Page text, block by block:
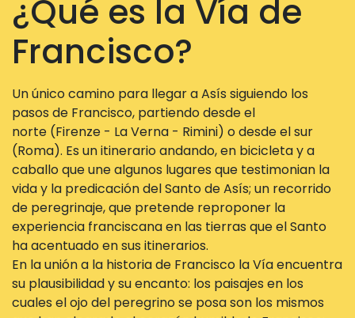
¿Qué es la Vía de
Francisco?
Un único camino para llegar a Asís siguiendo los
pasos de Francisco, partiendo desde el
norte (Firenze - La Verna - Rimini) o desde el sur
(Roma). Es un itinerario andando, en bicicleta y a
caballo que une algunos lugares que testimonian la
vida y la predicación del Santo de Asís; un recorrido
de peregrinaje, que pretende reproponer la
experiencia franciscana en las tierras que el Santo
ha acentuado en sus itinerarios.
En la unión a la historia de Francisco la Vía encuentra
su plausibilidad y su encanto: los paisajes en los
cuales el ojo del peregrino se posa son los mismos